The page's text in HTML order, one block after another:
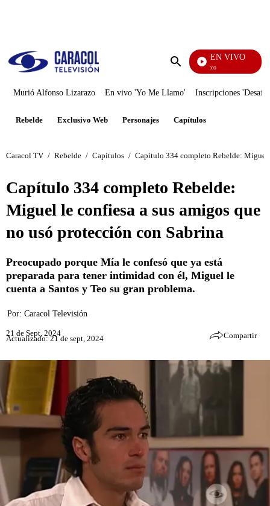
Enviar
EN VIVO
Rafael Orozco
Murió Alfonso Lizarazo En vivo 'Yo Me Llamo' Inscripciones
Rebelde Exclusivo Web Personajes Capítulos
Caracol TV / Rebelde / Capítulos / Capítulo 334 completo Rebelde: Miguel
Capítulo 334 completo Rebelde:
Miguel le confiesa a sus amigos que
no usó protección con Sabrina
Preocupado porque Mía le confesó que ya está
preparada para tener intimidad con él, Miguel le
cuenta a Santos y Teo su gran problema.
Por: Caracol Televisión
21 de Sept, 2024
Actualizado: 21 de sept, 2024 Compartir